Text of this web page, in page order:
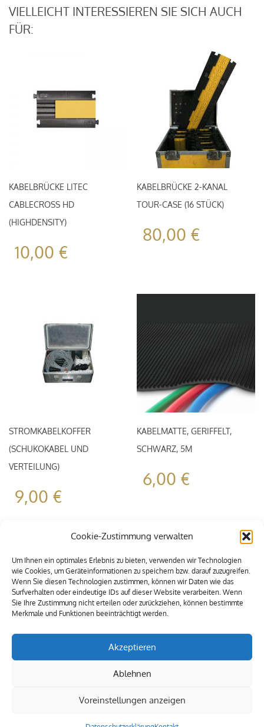
Cookie-Zustimmung verwalten
Um Ihnen ein optimales Erlebnis zu bieten, verwenden wir Technologien
wie Cookies, um Geräteinformationen zu speichern bzw. darauf zuzugreifen.
Wenn Sie diesen Technologien zustimmen, können wir Daten wie das
Surfverhalten oder eindeutige IDs auf dieser Website verarbeiten. Wenn
Sie Ihre Zustimmung nicht erteilen oder zurückziehen, können bestimmte
Merkmale und Funktionen beeinträchtigt werden.
Akzeptieren
Ablehnen
Voreinstellungen anzeigen
20m
Menge
VIELLEICHT INTERESSIEREN SIE SICH AUCH
FÜR:
KABELBRÜCKE LITEC
CABLECROSS HD
(HIGHDENSITY)
10,00 €
KABELBRÜCKE 2-KANAL
TOUR-CASE (16 STÜCK)
80,00 €
STROMKABELKOFFER
(SCHUKOKABEL UND
VERTEILUNG)
9,00 €
KABELMATTE, GERIFFELT,
SCHWARZ, 5M
6,00 €